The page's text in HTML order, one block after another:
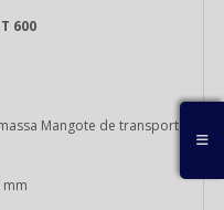
600
Mangote de transporte: